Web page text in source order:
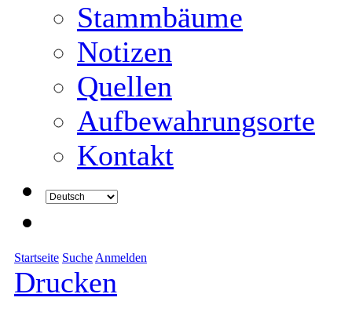
Stammbäume
Notizen
Quellen
Aufbewahrungsorte
Kontakt
Startseite Suche Anmelden
Drucken